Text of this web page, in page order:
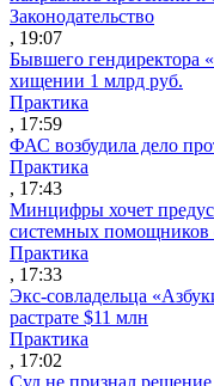
Законодательство
, 19:07
Бывшего гендиректора
хищении 1 млрд руб.
Практика
, 17:59
ФАС возбудила дело
Практика
, 17:43
Минцифры хочет
системных
Практика
, 17:33
Экс-совладельца
растрате $11 млн
Практика
, 17:02
Суд не признал